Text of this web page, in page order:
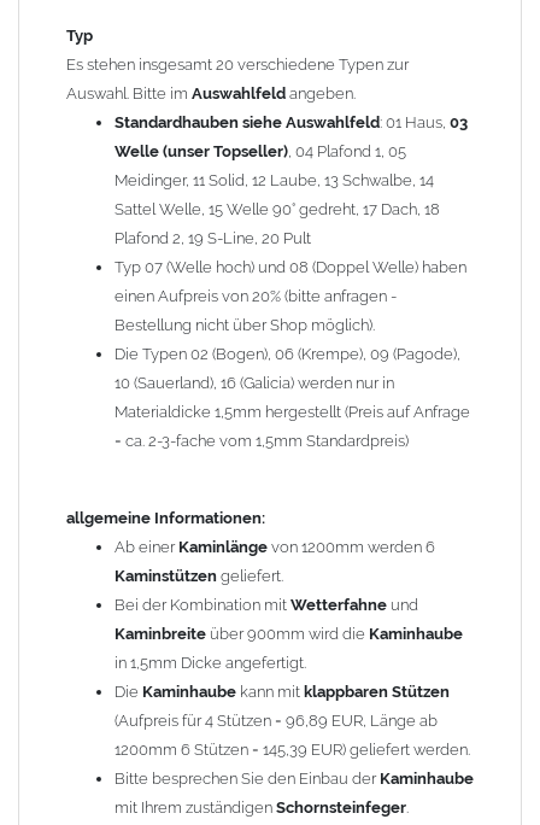
Ihrem zuständigen
Hinweis: FürKaminhaubenundKaminabdeckungenkönnen wir
Nachnahme anbieten!
Lieferzeit: ca. 1-2 Wochen nach Zahlungseingang
Sonderanfertigung: Die Kaminhaube wird kundenspezifisch
angefertigt - keine Rücknahme möglich!
Zum Bild vergößern, bitte auf das Bild klicken!
Typ
Es stehen insgesamt 20 verschiedene Typen zur
Auswahl. Bitte im Auswahlfeld angeben.
Standardhauben siehe Auswahlfeld: 01 Haus, 03
Welle (unser Topseller), 04 Plafond 1, 05
Meidinger, 11 Solid, 12 Laube, 13 Schwalbe, 14
Sattel Welle, 15 Welle 90° gedreht, 17 Dach, 18
Plafond 2, 19 S-Line, 20 Pult
Typ 07 (Welle hoch) und 08 (Doppel Welle) haben
einen Aufpreis von 20% (bitte anfragen -
Bestellung nicht über Shop möglich).
Die Typen 02 (Bogen), 06 (Krempe), 09 (Pagode),
10 (Sauerland), 16 (Galicia) werden nur in
Materialdicke 1,5mm hergestellt (Preis auf Anfrage
= ca. 2-3-fache vom 1,5mm Standardpreis)
allgemeine Informationen:
Ab einer Kaminlänge von 1200mm werden 6
Kaminstützen geliefert.
Bei der Kombination mit Wetterfahne und
Kaminbreite über 900mm wird die Kaminhaube
in 1,5mm Dicke angefertigt.
Die Kaminhaube kann mit klappbaren Stützen
(Aufpreis für 4 Stützen = 96,89 EUR, Länge ab
1200mm 6 Stützen = 145,39 EUR) geliefert werden.
Bitte besprechen Sie den Einbau der Kaminhaube
mit Ihrem zuständigen Schornsteinfeger.